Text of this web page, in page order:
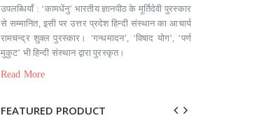
उपलब्धियाँ : ‘कामधेंनु’ भारतीय ज्ञानपीठ के मूर्तिदेवी पुरस्कार
से सम्मानित, इसी पर उत्तर प्रदेश हिन्दी संस्थान का आचार्य
रामचन्द्र शुक्ल पुरस्कार। ‘गन्धमादन’, ‘विषाद योग’, ‘पर्ण
मुकुट’ भी हिन्दी संस्थान द्वारा पुरस्कृत।
Read More
FEATURED PRODUCT